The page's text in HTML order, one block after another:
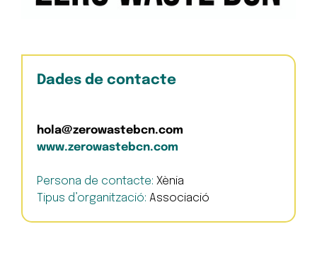
Dades de contacte
hola@zerowastebcn.com
www.zerowastebcn.com
Persona de contacte: Xènia
Tipus d’organització: Associació